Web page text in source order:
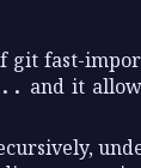
git fast-
and it